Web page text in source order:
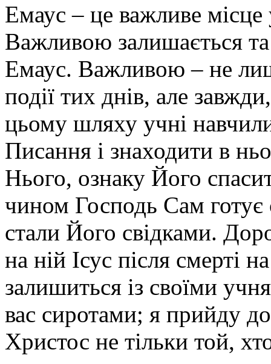
Емаус – це важливе місце
Важливою залишається
Емаус. Важливою – не
події тих днів, але
цьому шляху учні
Писання і знаходити в
Нього, ознаку Його
чином Господь Сам готує
стали Його свідками.
на ній Ісус після смерті
залишиться із своїми
вас сиротами; я прийду
Христос не тільки той,